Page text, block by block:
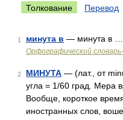
Толкование Перевод
1 минута в — минута в …
Орфографический
2 МИНУТА — (лат., от
угла = 1/60 град. Мера
Вообще, короткое
иностранных слов,